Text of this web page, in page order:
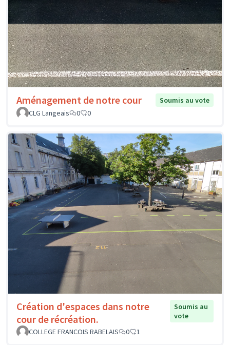
Aménagement de notre cour
Soumis au vote
CLG Langeais
0 0
Création d'espaces dans notre
cour de récréation.
Soumis au
vote
COLLEGE FRANCOIS RABELAIS
0 1